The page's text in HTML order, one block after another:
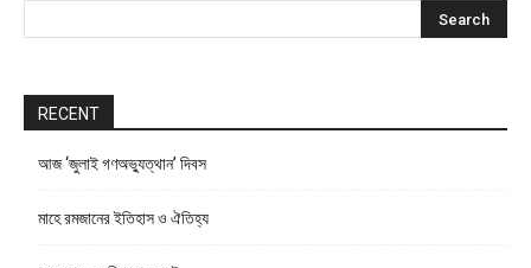
RECENT
আজ ‘জুলাই গণঅভ্যুত্থান’ দিবস
মাহে রমজানের ইতিহাস ও ঐতিহ্য